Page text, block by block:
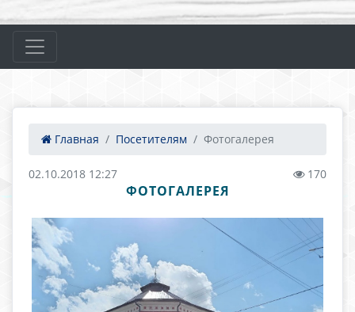
Главная Посетителям Фотогалерея
02.10.2018 12:27 170
ФОТОГАЛЕРЕЯ